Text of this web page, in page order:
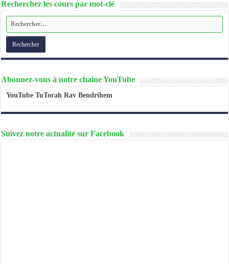
Recherchez les cours par mot-clé
Abonnez-vous à notre chaine YouTube
YouTube TuTorah Rav Bendrihem
Suivez notre actualité sur Facebook